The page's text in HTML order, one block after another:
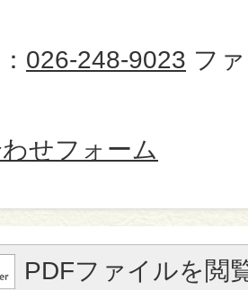
026-248-9023 フ
せフォーム
PDFファイルを閲